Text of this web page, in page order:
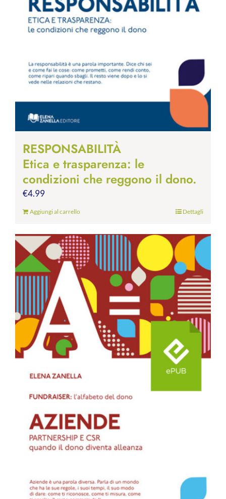
RESPONSABILITÀ
Etica e trasparenza: le
condizioni che reggono il dono.
€4.99
Aggiungi al carrello Dettagli